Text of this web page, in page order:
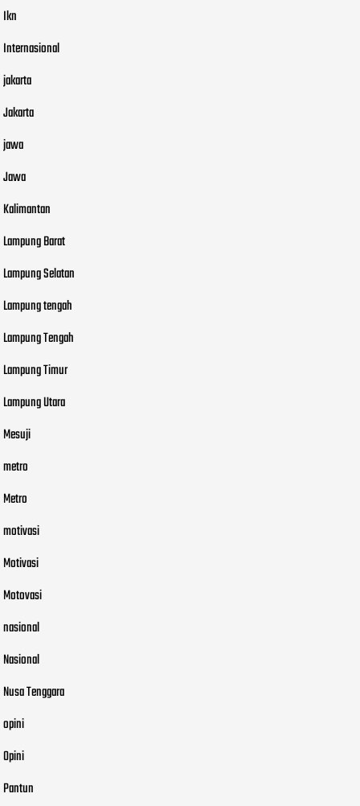
Ikn
Internasional
jakarta
Jakarta
jawa
Jawa
Kalimantan
Lampung Barat
Lampung Selatan
Lampung tengah
Lampung Tengah
Lampung Timur
Lampung Utara
Mesuji
metro
Metro
motivasi
Motivasi
Motovasi
nasional
Nasional
Nusa Tenggara
opini
Opini
Pantun